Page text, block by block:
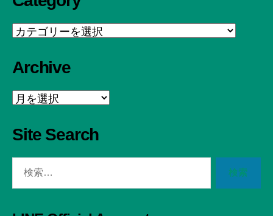
Category
Archive
Archive
Site Search